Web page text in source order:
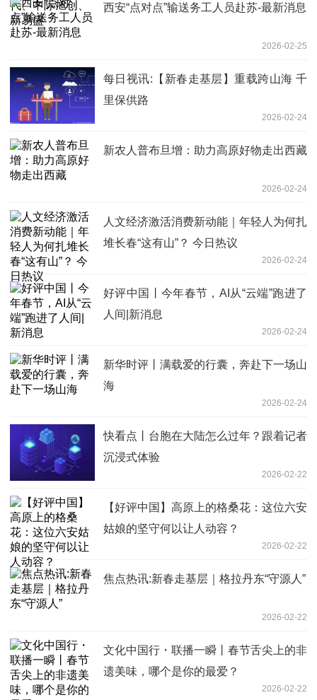
西安“点对点”输送务工人员赴苏-最新消息
2026-02-25
每日视讯:【新春走基层】重载跨山海 千
里保供路
2026-02-24
新农人普布旦增：助力高原好物走出西藏
2026-02-24
人文经济激活消费新动能｜年轻人为何扎
堆长春“这有山”？ 今日热议
2026-02-24
好评中国丨今年春节，AI从“云端”跑进了
人间|新消息
2026-02-24
新华时评丨满载爱的行囊，奔赴下一场山
海
2026-02-24
快看点丨台胞在大陆怎么过年？跟着记者
沉浸式体验
2026-02-22
【好评中国】高原上的格桑花：这位六安
姑娘的坚守何以让人动容？
2026-02-22
焦点热讯:新春走基层｜格拉丹东“守源人”
2026-02-22
文化中国行・联播一瞬丨春节舌尖上的非
遗美味，哪个是你的最爱？
2026-02-22